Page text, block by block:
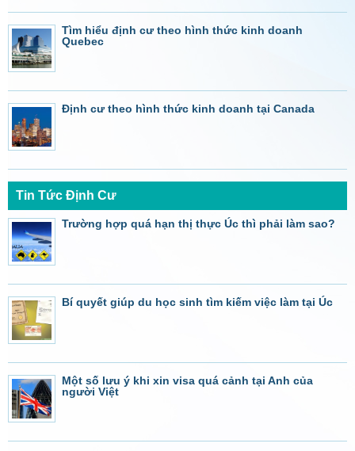
Tìm hiểu định cư theo hình thức kinh doanh
Quebec
Định cư theo hình thức kinh doanh tại Canada
Tin Tức Định Cư
Trường hợp quá hạn thị thực Úc thì phải làm sao?
Bí quyết giúp du học sinh tìm kiếm việc làm tại Úc
Một số lưu ý khi xin visa quá cảnh tại Anh của
người Việt